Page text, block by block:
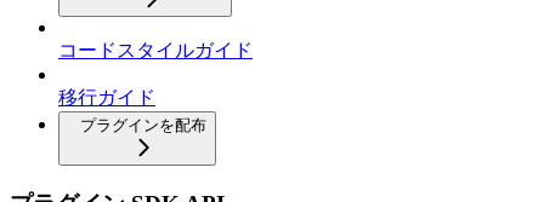
コードスタイルガイド
移行ガイド
プラグインを配布